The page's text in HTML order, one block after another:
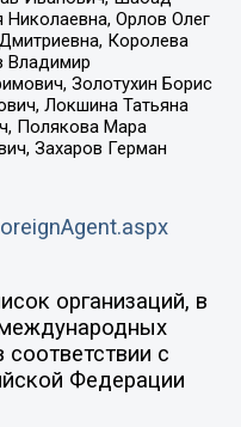
Орлов Олег
Королева
Владимир
Золотухин Борис
Локшина Татьяна
Полякова Мара
Захаров Герман
организаций, в
соответствии с
Федерации